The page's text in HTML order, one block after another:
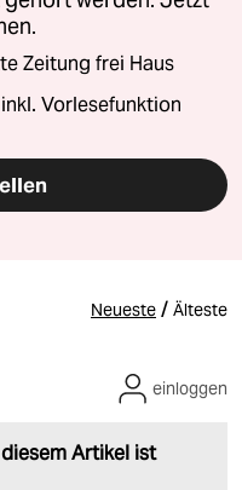
Zeitung frei Haus
Vorlesefunktion
Neueste / Älteste
Artikel ist
einloggen